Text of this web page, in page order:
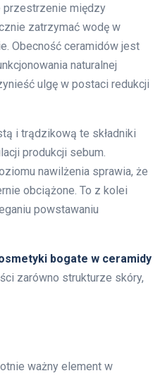
przestrzenie między
zatrzymać wodę w
Obecność ceramidów jest
naturalnej
ulgę w postaci redukcji
i trądzikową te składniki
produkcji sebum.
nawilżenia sprawia, że
obciążone. To z kolei
powstawaniu
bogate w ceramidy
zarówno strukturze skóry,
ważny element w